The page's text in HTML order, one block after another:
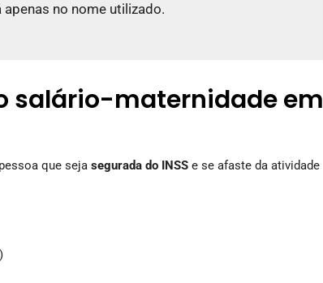
no nome utilizado.
salário-maternidade em
que seja segurada do INSS e se afaste da atividade